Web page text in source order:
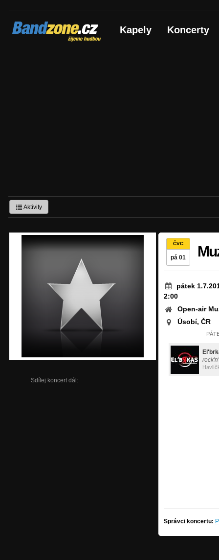
Bandzone.cz
žijeme hudbou Kapely Koncerty
Aktivity
Sdílej koncert dál:
ČVC
pá 01
pátek
2:00
Open-air
Úsobí, ČR
Správci koncertu: